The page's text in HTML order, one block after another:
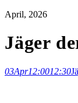
April, 2026
Jäger
03Apr12:0012:30